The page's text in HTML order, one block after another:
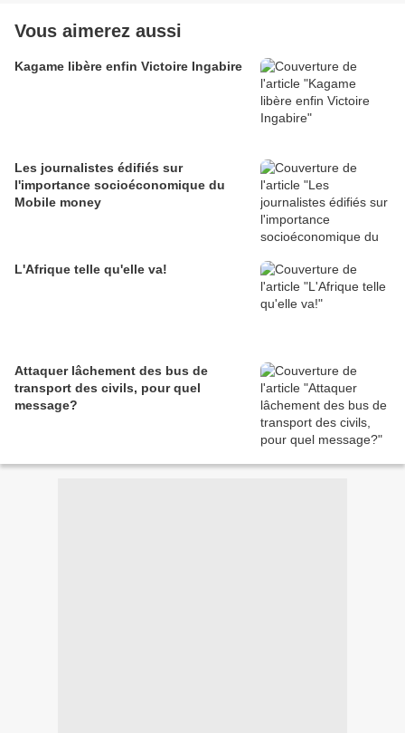
Vous aimerez aussi
Kagame libère enfin Victoire Ingabire
Les journalistes édifiés sur
l'importance socioéconomique du
Mobile money
L'Afrique telle qu'elle va!
Attaquer lâchement des bus de
transport des civils, pour quel
message?